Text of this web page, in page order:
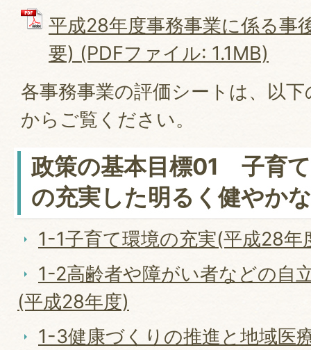
平成28年度事務事業に係る事
要) (PDFファイル: 1.1MB)
各事務事業の評価シートは、以
からご覧ください。
政策の基本目標01 子育
の充実した明るく健やか
1-1子育て環境の充実(平成28年
1-2高齢者や障がい者などの自
(平成28年度)
1-3健康づくりの推進と地域医